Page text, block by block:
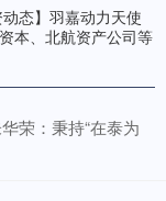
市。作为年度改款
升级。
态】羽嘉动力天使
本、北航资产公司等
荣：秉持“在泰为